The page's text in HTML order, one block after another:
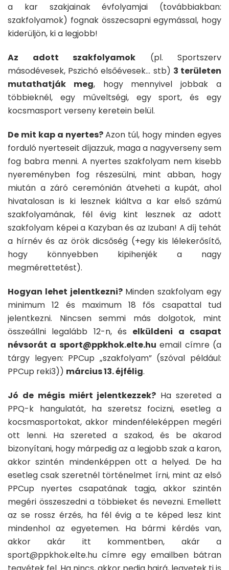
a kar szakjainak évfolyamjai (továbbiakban:
szakfolyamok) fognak összecsapni egymással, hogy
kiderüljön, ki a legjobb!
Az adott szakfolyamok (pl. Sportszerv
másodévesek, Pszichó elsőévesek… stb) 3 területen
mutathatják meg, hogy mennyivel jobbak a
többieknél, egy műveltségi, egy sport, és egy
kocsmasport verseny keretein belül.
De mit kap a nyertes?Azon túl, hogy minden egyes
forduló nyerteseit díjazzuk, maga a nagyverseny sem
fog babra menni. A nyertes szakfolyam nem kisebb
nyereményben fog részesülni, mint abban, hogy
miután a záró ceremónián átveheti a kupát, ahol
hivatalosan is ki lesznek kiáltva a kar első számú
szakfolyamának, fél évig kint lesznek az adott
szakfolyam képei a Kazyban és az Izuban! A díj tehát
a hírnév és az örök dicsőség (+egy kis lélekerősítő,
hogy könnyebben kipihenjék a nagy
megmérettetést).
Hogyan lehet jelentkezni?Minden szakfolyam egy
minimum 12 és maximum 18 fős csapattal tud
jelentkezni. Nincsen semmi más dolgotok, mint
összeállni legalább 12-n, és elküldeni a csapat
névsorát a sport@ppkhok.elte.hu email címre (a
tárgy legyen: PPCup „szakfolyam” (szóval például:
PPCup reki3)) március 13. éjfélig.
Jó de mégis miért jelentkezzek? Ha szereted a
PPQ-k hangulatát, ha szeretsz focizni, esetleg a
kocsmasportokat, akkor mindenféleképpen megéri
ott lenni. Ha szereted a szakod, és be akarod
bizonyítani, hogy márpedig az a legjobb szak a karon,
akkor szintén mindenképpen ott a helyed. De ha
esetleg csak szeretnél történelmet írni, mint az első
PPCup nyertes csapatának tagja, akkor szintén
megéri összeszedni a többieket és nevezni. Emellett
az se rossz érzés, ha fél évig a te képed lesz kint
mindenhol az egyetemen. Ha bármi kérdés van,
akkor akár itt kommentben, akár a
sport@ppkhok.elte.hu címre egy emailben bátran